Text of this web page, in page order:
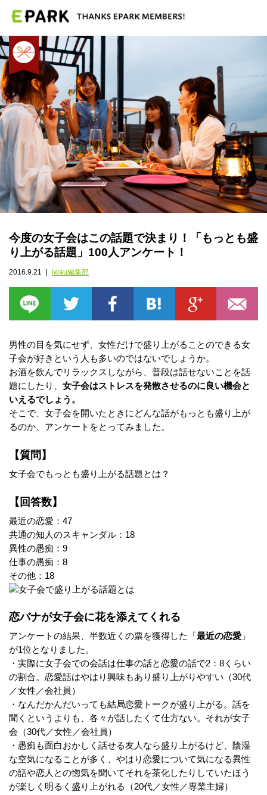
今度の女子会はこの話題で決まり！「もっとも盛
り上がる話題」100人アンケート！
2016.9.21 iwau編集部
男性の目を気にせず、女性だけで盛り上がることのできる女
子会が好きという人も多いのではないでしょうか。
お酒を飲んでリラックスしながら、普段は話せないことを話
題にしたり、 女子会はストレスを発散させるのに良い機会と
いえるでしょう。
そこで、女子会を開いたときにどんな話がもっとも盛り上が
るのか、アンケートをとってみました。
【質問】
女子会でもっとも盛り上がる話題とは？
【回答数】
最近の恋愛：47
共通の知人のスキャンダル：18
異性の愚痴：9
仕事の愚痴：8
その他：18
恋バナが女子会に花を添えてくれる
アンケートの結果、半数近くの票を獲得した「 最近の恋愛 」
が1位となりました。
・実際に女子会での会話は仕事の話と恋愛の話で2：8くらい
の割合。恋愛話はやはり興味もあり盛り上がりやすい（30代
／女性／会社員）
・なんだかんだいっても結局恋愛トークが盛り上がる。話を
聞くというよりも、各々が話したくて仕方ない。それが女子
会（30代／女性／会社員）
・愚痴も面白おかしく話せる友人なら盛り上がるけど、陰湿
な空気になることが多く、やはり恋愛について気になる異性
の話や恋人との惚気を聞いてそれを茶化したりしていたほう
が楽しく明るく盛り上がれる（20代／女性／専業主婦）